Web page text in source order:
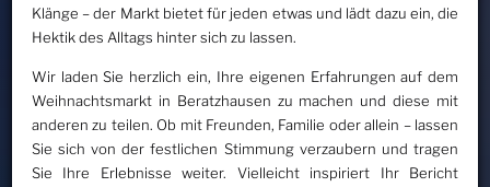
Klänge – der Markt bietet für jeden etwas und lädt dazu ein, die
Hektik des Alltags hinter sich zu lassen.
Wir laden Sie herzlich ein, Ihre eigenen Erfahrungen auf dem
Weihnachtsmarkt in Beratzhausen zu machen und diese mit
anderen zu teilen. Ob mit Freunden, Familie oder allein – lassen
Sie sich von der festlichen Stimmung verzaubern und tragen
Sie Ihre Erlebnisse weiter. Vielleicht inspiriert Ihr Bericht